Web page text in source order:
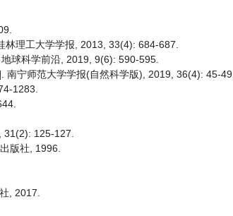
理工大学学报, 2013, 33(4): 684-687.
球科学前沿, 2019, 9(6): 590-595.
宁师范大学学报(自然科学版), 2019, 36(4): 45-49.
1283.
125-127.
版社, 1996.
, 2017.